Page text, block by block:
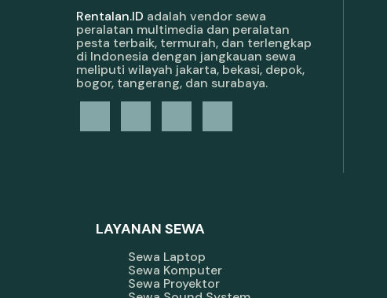
Rentalan.ID adalah vendor sewa
peralatan multimedia dan peralatan
pesta terbaik, termurah, dan terlengkap
di Indonesia dengan jangkauan sewa
meliputi wilayah jakarta, bekasi, depok,
bogor, tangerang, dan surabaya.
LAYANAN SEWA
Sewa Laptop
Sewa Komputer
Sewa Proyektor